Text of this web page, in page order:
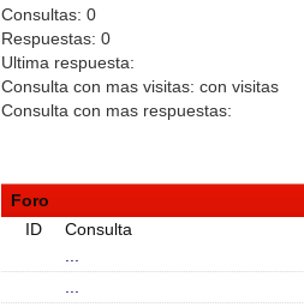
Consultas: 0
Respuestas: 0
Ultima respuesta:
Consulta con mas visitas: con visitas
Consulta con mas respuestas:
Foro
ID
Consulta